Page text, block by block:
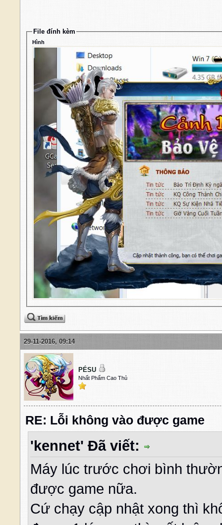
File đính kèm
Hình
29-11-2016, 09:14
PÉSU
Nhất Phẩm Cao Thủ
RE: Lỗi không vào được game
'kennet' Đã viết:
Máy lúc trước chơi bình
được game nữa.
Cứ chạy cập nhật xong thì